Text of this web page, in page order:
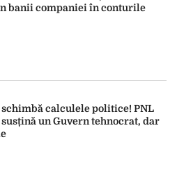
banii companiei în conturile
calculele politice! PNL
susțină un Guvern tehnocrat, dar